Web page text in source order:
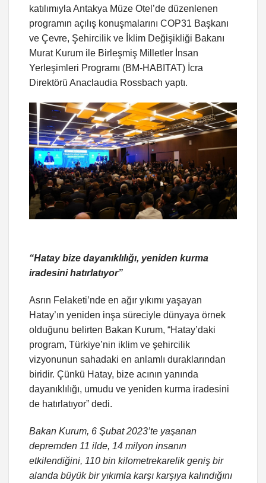
katılımıyla Antakya Müze Otel’de düzenlenen
programın açılış konuşmalarını COP31 Başkanı
ve Çevre, Şehircilik ve İklim Değişikliği Bakanı
Murat Kurum ile Birleşmiş Milletler İnsan
Yerleşimleri Programı (BM-HABITAT) İcra
Direktörü Anaclaudia Rossbach yaptı.
“Hatay bize dayanıklılığı, yeniden kurma
iradesini hatırlatıyor”
Asrın Felaketi’nde en ağır yıkımı yaşayan
Hatay’ın yeniden inşa süreciyle dünyaya örnek
olduğunu belirten Bakan Kurum, “Hatay’daki
program, Türkiye’nin iklim ve şehircilik
vizyonunun sahadaki en anlamlı duraklarından
biridir. Çünkü Hatay, bize acının yanında
dayanıklılığı, umudu ve yeniden kurma iradesini
de hatırlatıyor” dedi.
Bakan Kurum, 6 Şubat 2023’te yaşanan
depremden 11 ilde, 14 milyon insanın
etkilendiğini, 110 bin kilometrekarelik geniş bir
alanda büyük bir yıkımla karşı karşıya kalındığını